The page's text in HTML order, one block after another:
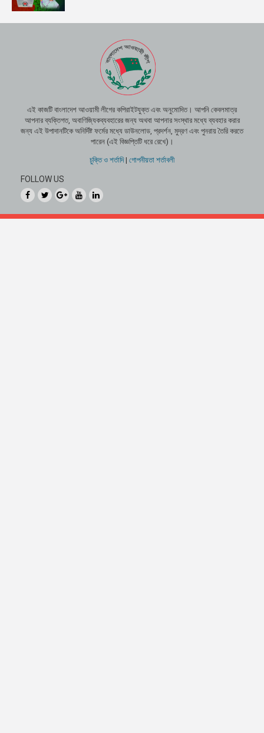
এই কাজটি বাংলাদেশ আওয়ামী লীগের কপিরাইটযুক্ত এবং অনুমোদিত। আপনি কেবলমাত্র
আপনার ব্যক্তিগত, অবাণিজ্যিকব্যবহারের জন্য অথবা আপনার সংস্থার মধ্যে ব্যবহার করার
জন্য এই উপাদানটিকে অনির্দিষ্ট ফর্মের মধ্যে ডাউনলোড, প্রদর্শন, মুদ্রণ এবং পুনরায় তৈরি করতে
পারেন (এই বিজ্ঞপ্তিটি ধরে রেখে)।
চুক্তি ও শর্তাদি| গোপনীয়তা শর্তাবলী
FOLLOW US